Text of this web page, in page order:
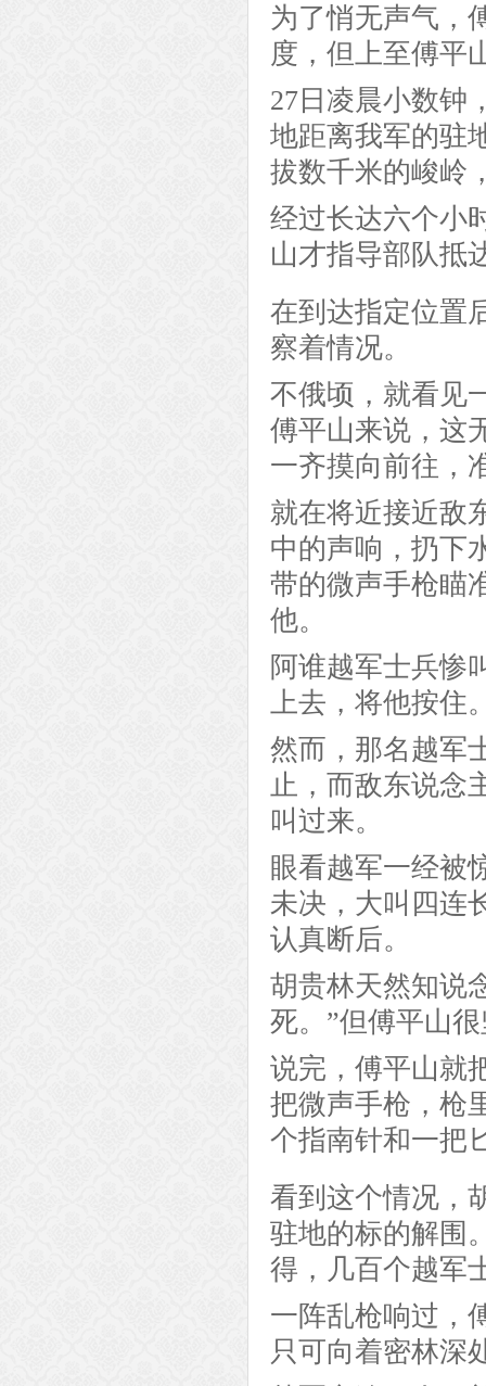
为了悄无声气，
度，但上至傅平
27日凌晨小数钟
地距离我军的驻
拔数千米的峻岭
经过长达六个小
山才指导部队抵
在到达指定位置
察着情况。
不俄顷，就看见
傅平山来说，这
一齐摸向前往，
就在将近接近敌
中的声响，扔下
带的微声手枪瞄
他。
阿谁越军士兵惨
上去，将他按住
然而，那名越军
止，而敌东说念
叫过来。
眼看越军一经被
未决，大叫四连
认真断后。
胡贵林天然知说
死。”但傅平山
说完，傅平山就
把微声手枪，枪
个指南针和一把
看到这个情况，
驻地的标的解围
得，几百个越军
一阵乱枪响过，
只可向着密林深